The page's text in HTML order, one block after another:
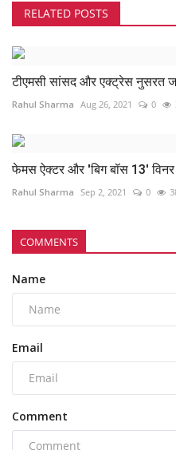
RELATED POSTS
टीएमसी सांसद और एक्ट्रेस नुसरत
Rahul Sharma Aug 26, 2021 0
फेमस ऐक्टर और 'बिग बॉस 13' विनर
Rahul Sharma Sep 2, 2021 0
COMMENTS
Name
Email
Comment